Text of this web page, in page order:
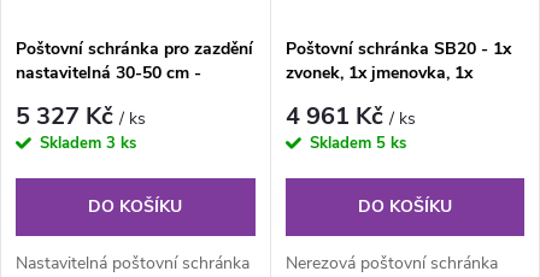
Poštovní schránka pro zazdění
nastavitelná 30-50 cm -
jmenovka, 1x příprava pro
audio
5 327 Kč/ ks
Skladem 3 ks
DO KOŠÍKU
Nastavitelná poštovní schránka
Poštovní schránka SB20 - 1x
zvonek, 1x jmenovka, 1x
4 961 Kč/ ks
Skladem 5 ks
DO KOŠÍKU
Nerezová poštovní schránka